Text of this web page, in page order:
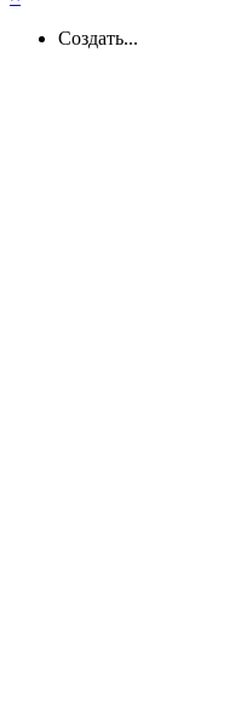
Создать...